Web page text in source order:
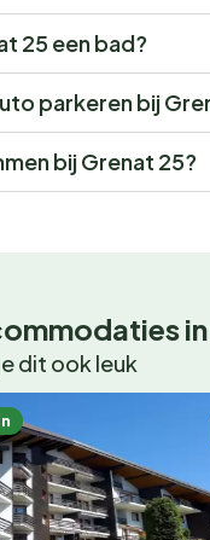
25 een bad?
parkeren bij
bij Grenat 25?
dit ook leuk